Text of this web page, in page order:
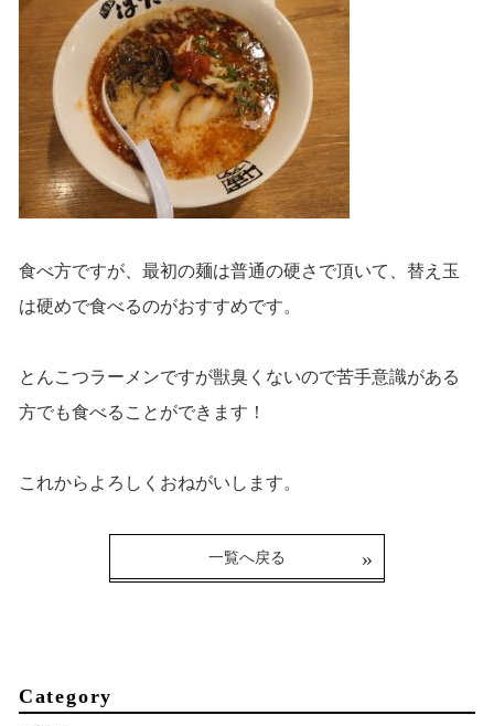
食べ方ですが、最初の麺は普通の硬さで頂いて、 替え玉
は硬めで食べるのがおすすめです。
とんこつラーメンですが獣臭くないので苦手意識がある
方でも食べることができます！
これからよろしくおねがいします。
一覧へ戻る
Category